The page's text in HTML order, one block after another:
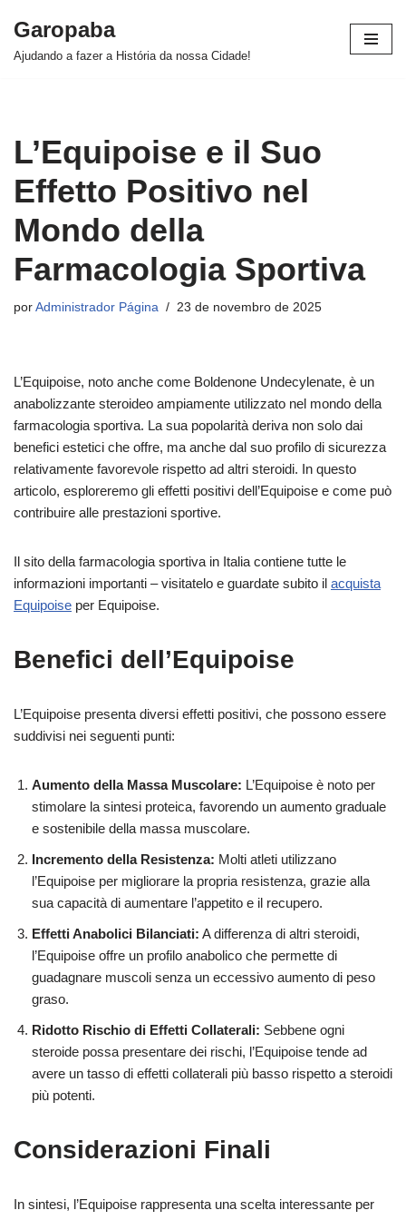
Pular
Garopaba
Ajudando a fazer a História da nossa Cidade!
L’Equipoise e il Suo
Effetto Positivo nel
Mondo della
Farmacologia Sportiva
por Administrador Página 23 de novembro de 2025
L’Equipoise, noto anche come Boldenone Undecylenate, è un
anabolizzante steroideo ampiamente utilizzato nel mondo della
farmacologia sportiva. La sua popolarità deriva non solo dai
benefici estetici che offre, ma anche dal suo profilo di sicurezza
relativamente favorevole rispetto ad altri steroidi. In questo
articolo, esploreremo gli effetti positivi dell’Equipoise e come può
contribuire alle prestazioni sportive.
Il sito della farmacologia sportiva in Italia contiene tutte le
informazioni importanti – visitatelo e guardate subito il acquista
Equipoise per Equipoise.
Benefici dell’Equipoise
L’Equipoise presenta diversi effetti positivi, che possono essere
suddivisi nei seguenti punti:
Aumento della Massa Muscolare: L’Equipoise è noto per
stimolare la sintesi proteica, favorendo un aumento graduale
e sostenibile della massa muscolare.
Incremento della Resistenza: Molti atleti utilizzano
l’Equipoise per migliorare la propria resistenza, grazie alla
sua capacità di aumentare l’appetito e il recupero.
Effetti Anabolici Bilanciati: A differenza di altri steroidi,
l’Equipoise offre un profilo anabolico che permette di
guadagnare muscoli senza un eccessivo aumento di peso
graso.
Ridotto Rischio di Effetti Collaterali: Sebbene ogni
steroide possa presentare dei rischi, l’Equipoise tende ad
avere un tasso di effetti collaterali più basso rispetto a steroidi
più potenti.
Considerazioni Finali
In sintesi, l’Equipoise rappresenta una scelta interessante per